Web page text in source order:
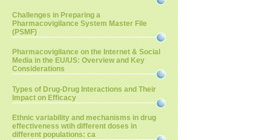
Challenges in Preparing a
Pharmacovigilance System Master File
(PSMF)
Pharmacovigilance on the Internet & Social
Media in the EU/US: Overview and Key
Considerations
Types of Drug-Drug Interactions and Their
Impact on Efficacy
Ethnic variability and mechanisms in drug
effectiveness wtih different doses in
different populations: ca